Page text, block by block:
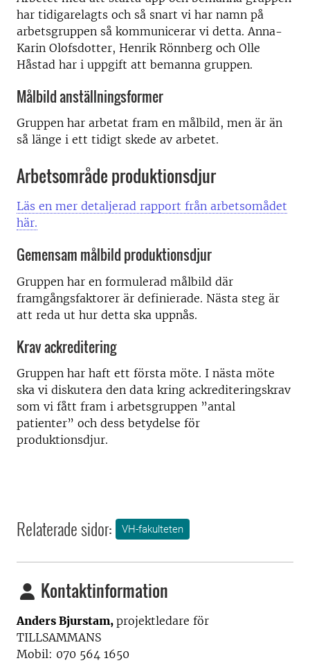
har tidigarelagts och så snart vi har namn på
arbetsgruppen så kommunicerar vi detta. Anna-
Karin Olofsdotter, Henrik Rönnberg och Olle
Håstad har i uppgift att bemanna gruppen.
Målbild anställningsformer
Gruppen har arbetat fram en målbild, men är än
så länge i ett tidigt skede av arbetet.
Arbetsområde produktionsdjur
Läs en mer detaljerad rapport från arbetsomådet
här.
Gemensam målbild produktionsdjur
Gruppen har en formulerad målbild där
framgångsfaktorer är definierade. Nästa steg är
att reda ut hur detta ska uppnås.
Krav ackreditering
Gruppen har haft ett första möte. I nästa möte
ska vi diskutera den data kring ackrediteringskrav
som vi fått fram i arbetsgruppen ”antal
patienter” och dess betydelse för
produktionsdjur.
Relaterade sidor: VH-fakulteten
Kontaktinformation
Anders Bjurstam, projektledare för
TILLSAMMANS
Mobil: 070 564 1650